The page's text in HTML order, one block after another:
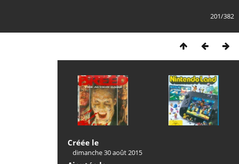
201/382
Créée le
dimanche 30 août 2015